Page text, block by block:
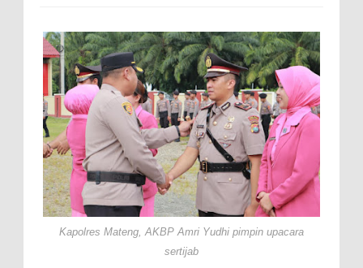
Kapolres Mateng, AKBP Amri Yudhi pimpin upacara
sertijab